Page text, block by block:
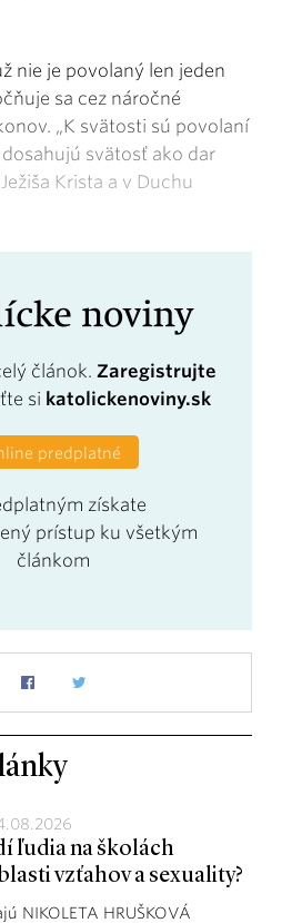
nie je povolaný len jeden
sa cez náročné
„K svätosti sú povolaní
svätosť ako dar
Krista a v Duchu
článok. Zaregistrujte
si katolickenoviny.sk
predplatné
získate
prístup ku všetkým
článkom
ľudia na školách
vzťahov a sexuality?
NIKOLETA HRUŠKOVÁ